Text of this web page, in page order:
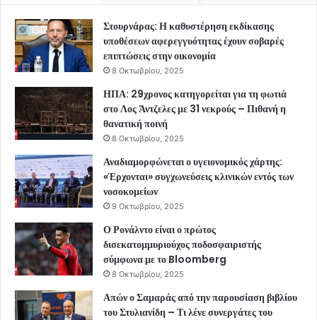
Στουρνάρας: Η καθυστέρηση εκδίκασης
υποθέσεων αφερεγγυότητας έχουν σοβαρές
επιπτώσεις στην οικονομία
8 Οκτωβρίου, 2025
ΗΠΑ: 29χρονος κατηγορείται για τη φωτιά
στο Λος Άντζελες με 31 νεκρούς – Πιθανή η
θανατική ποινή
8 Οκτωβρίου, 2025
Αναδιαμορφώνεται ο υγειονομικός χάρτης:
«Έρχονται» συγχωνεύσεις κλινικών εντός των
νοσοκομείων
9 Οκτωβρίου, 2025
Ο Ρονάλντο είναι ο πρώτος
δισεκατομμυριούχος ποδοσφαιριστής
σύμφωνα με το Bloomberg
8 Οκτωβρίου, 2025
Απών ο Σαμαράς από την παρουσίαση βιβλίου
του Στυλιανίδη – Τι λένε συνεργάτες του